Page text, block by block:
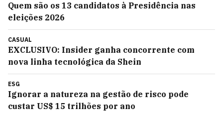
Quem são os 13 candidatos à Presidência nas
eleições 2026
CASUAL
EXCLUSIVO: Insider ganha concorrente com
nova linha tecnológica da Shein
ESG
Ignorar a natureza na gestão de risco pode
custar US$ 15 trilhões por ano